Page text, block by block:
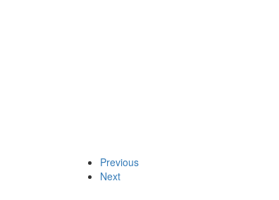
Previous
Next